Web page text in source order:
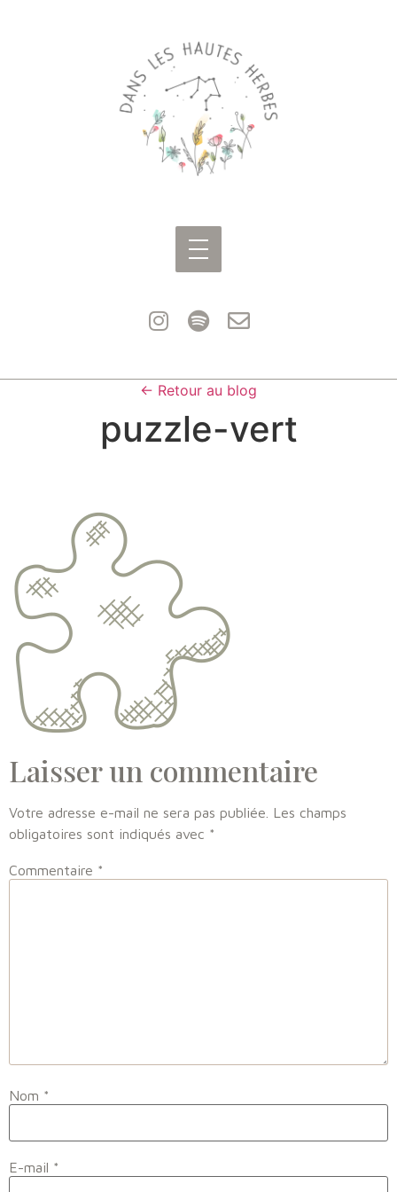
← Retour au blog
puzzle-vert
Laisser un commentaire
Votre adresse e-mail ne sera pas publiée. Les champs
obligatoires sont indiqués avec *
Commentaire *
Nom *
E-mail *